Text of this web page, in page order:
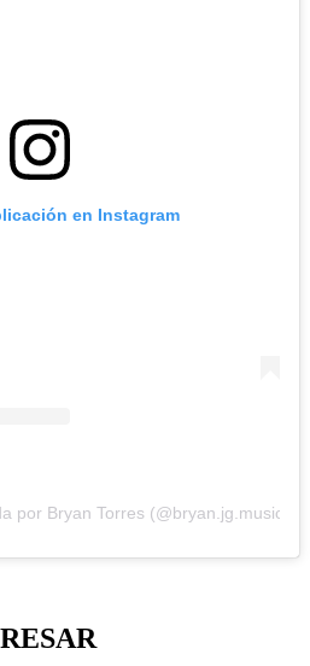
en Instagram
por Bryan Torres (@bryan.jg.music)